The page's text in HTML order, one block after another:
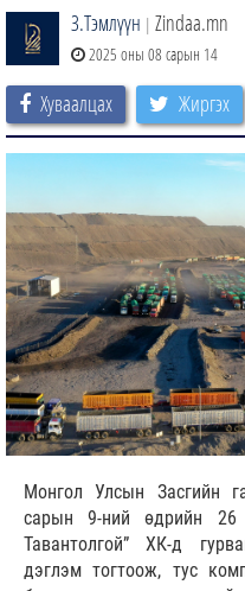
З.Тэмлүүн | Zindaa.mn
2025 оны 08 сарын 14
Хуваалцах Жиргэх
Монгол Улсын Засгийн
сарын 9-ний өдрийн 26
Тавантолгой” ХК-д
дэглэм тогтоож, тус